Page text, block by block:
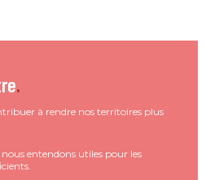
.
à rendre nos territoires plus
nous entendons utiles pour les